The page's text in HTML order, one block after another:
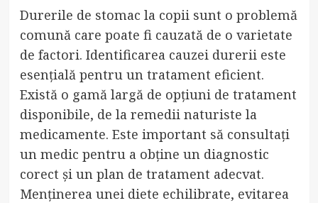
Durerile de stomac la copii sunt o problemă
comună care poate fi cauzată de o varietate
de factori. Identificarea cauzei durerii este
esențială pentru un tratament eficient.
Există o gamă largă de opțiuni de tratament
disponibile, de la remedii naturiste la
medicamente. Este important să consultați
un medic pentru a obține un diagnostic
corect și un plan de tratament adecvat.
Menținerea unei diete echilibrate, evitarea